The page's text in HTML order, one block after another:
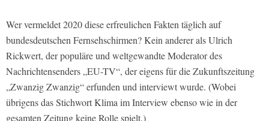
Wer vermeldet 2020 diese erfreulichen Fakten täglich auf
bundesdeutschen Fernsehschirmen? Kein anderer als Ulrich
Rickwert, der populäre und weltgewandte Moderator des
Nachrichtensenders „EU-TV“, der eigens für die Zukunftszeitung
„Zwanzig Zwanzig“ erfunden und interviewt wurde. (Wobei
übrigens das Stichwort Klima im Interview ebenso wie in der
gesamten Zeitung keine Rolle spielt.)